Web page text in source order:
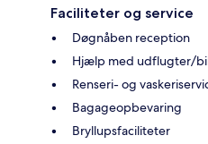
Faciliteter og service
Døgnåben reception
Hjælp med udflugter/
Renseri- og
Bagageopbevaring
Bryllupsfaciliteter